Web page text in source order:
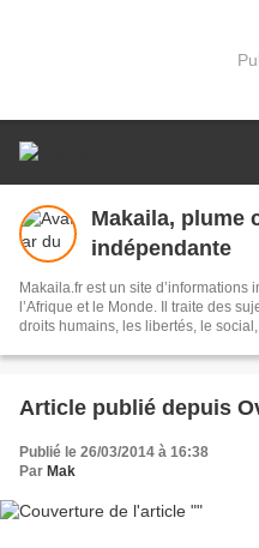
Makaila, plume
indépendante
Makaila.fr est un site d’informations indépendant et d’actualités sur le Tchad,
l’Afrique et le Monde. Il traite des
droits
Publié le 26/03/2014 à 16:38
Par Mak